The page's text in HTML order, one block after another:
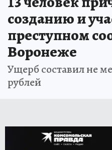
созданию и
преступном
Воронеже
Ущерб составил не
рублей